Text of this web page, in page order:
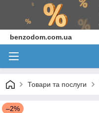
benzodom.com.ua
Товари та послуги
–2%